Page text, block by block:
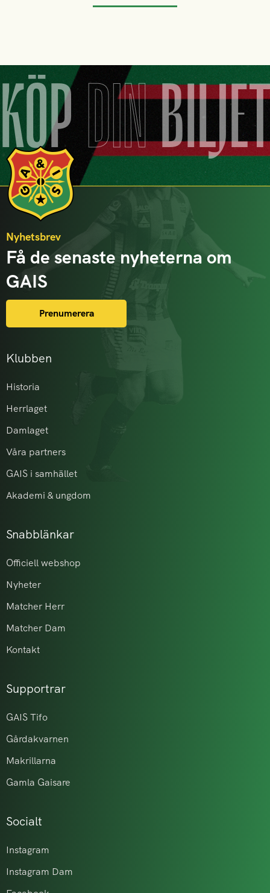
KÖPDIN
Klubben
Historia
Herrlaget
Damlaget
Våra partners
GAIS i samhället
Akademi & ungdom
Snabblänkar
Officiell webshop
Nyheter
Matcher Herr
Matcher Dam
Kontakt
Supportrar
GAIS Tifo
Gårdakvarnen
Makrillarna
Gamla Gaisare
Socialt
Instagram
Instagram Dam
Nyhetsbrev
Få de senaste nyheterna om
GAIS
Prenumerera